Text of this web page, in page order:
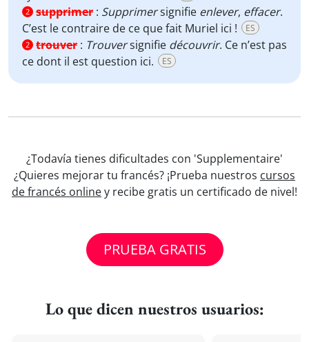
2 supprimer : Supprimersignifie enlever, effacer.
C’est le contraire de ce que fait Muriel ici !
ES
2 trouver : Trouversignifie découvrir. Ce n’est pas
ce dont il est question ici.
ES
¿Todavía tienes dificultades con 'Supplementaire'
¿Quieres mejorar tu francés? ¡Prueba nuestros cursos
de francés onliney recibe gratis un certificado de nivel!
PRUEBA GRATIS
Lo que dicen nuestros usuarios: